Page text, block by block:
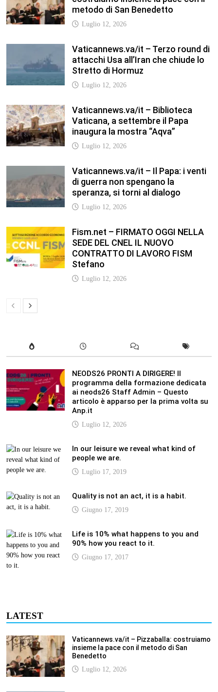
metodo di San Benedetto
Luglio 12, 2026
Vaticannews.va/it – Terzo round di
attacchi Usa all’Iran che chiude lo
Stretto di Hormuz
Luglio 12, 2026
Vaticannews.va/it – Biblioteca
Vaticana, a settembre il Papa
inaugura la mostra “Aqva”
Luglio 12, 2026
Vaticannews.va/it – Il Papa: i venti
di guerra non spengano la
speranza, si torni al dialogo
Luglio 12, 2026
Fism.net – FIRMATO OGGI NELLA
SEDE DEL CNEL IL NUOVO
CONTRATTO DI LAVORO FISM
Stefano
Luglio 12, 2026
NEODS26 PRONTI A DIRIGERE! Il
programma della formazione dedicata
ai neods26 Staff Admin – Questo
articolo è apparso per la prima volta su
Anp.it
Luglio 12, 2026
In our leisure we reveal what kind of
people we are.
Luglio 17, 2019
Quality is not an act, it is a habit.
Giugno 17, 2019
Life is 10% what happens to you and
90% how you react to it.
Giugno 17, 2017
LATEST
Vaticannews.va/it – Pizzaballa: costruiamo
insieme la pace con il metodo di San
Benedetto
Luglio 12, 2026